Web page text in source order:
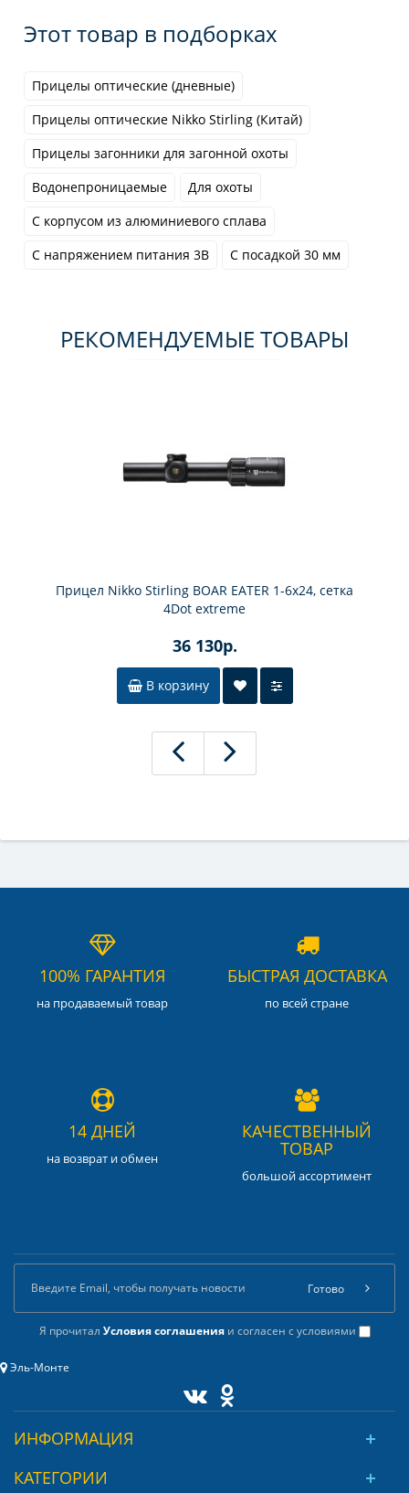
Этот товар в подборках
Прицелы оптические (дневные)
Прицелы оптические Nikko Stirling (Китай)
Прицелы загонники для загонной охоты
Водонепроницаемые
Для охоты
С корпусом из алюминиевого сплава
С напряжением питания 3В
С посадкой 30 мм
РЕКОМЕНДУЕМЫЕ ТОВАРЫ
Прицел Nikko Stirling BOAR EATER 1-6х24, сетка
4Dot extreme
36 130р.
В корзину
100% ГАРАНТИЯ
на продаваемый товар
БЫСТРАЯ ДОСТАВКА
по всей стране
14 ДНЕЙ
на возврат и обмен
КАЧЕСТВЕННЫЙ
ТОВАР
большой ассортимент
Я прочитал Условия соглашенияи согласен с условиями
Готово
Эль-Монте
ИНФОРМАЦИЯ
КАТЕГОРИИ